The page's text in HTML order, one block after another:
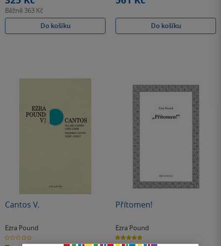
Běžně 363 Kč
Do košíku
Do košíku
Cantos V.
Ezra Pound
0.0
z
Přítomen!
Ezra Pound
5.0
z